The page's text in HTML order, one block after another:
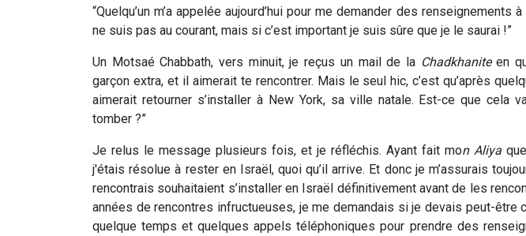
“Quelqu’un m’a appelée aujourd’hui pour me demander des renseignements à
ne suis pas au courant, mais si c’est important je suis sûre que je le saurai !”
Un Motsaé Chabbath, vers minuit, je reçus un mail de la Chadkhaniteen
garçon extra, et il aimerait te rencontrer. Mais le seul hic, c’est qu’après
aimerait retourner s’installer à New York, sa ville natale. Est-ce que cela
tomber ?”
Je relus le message plusieurs fois, et je réfléchis. Ayant fait mon Aliya
j'étais résolue à rester en Israël, quoi qu’il arrive. Et donc je m’assurais
rencontrais souhaitaient s’installer en Israël définitivement avant de les
années de rencontres infructueuses, je me demandais si je devais peut-être
quelque temps et quelques appels téléphoniques pour prendre des